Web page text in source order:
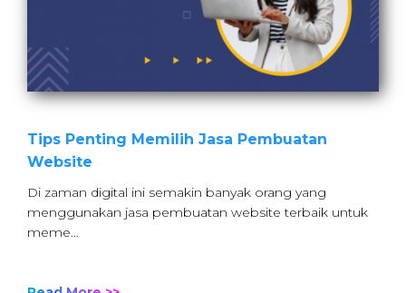
Tips Penting Memilih Jasa Pembuatan
Website
Di zaman digital ini semakin banyak orang yang
menggunakan jasa pembuatan website terbaik untuk
meme…